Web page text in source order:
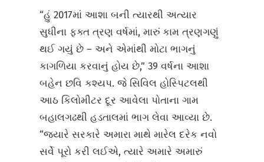
“હું 2017માં આશા બની ત્યારથી અત્યાર
સુધીના ફક્ત ત્રણ વર્ષમાં, મારું કામ ત્રણગણું
થઈ ગયું છે – અને એમાંથી મોટા ભાગનું
કાગળિયા કરવાનું હોય છે,” 39 વર્ષના આશા
બહેન છવિ કશ્યપ. જે સિવિલ હોસ્પિટલથી
આઠ કિલોમીટર દૂર આવેલા પોતાના ગામ
બહાલગઢથી હડતાલમાં ભાગ લેવા આવ્યા છે.
“જ્યારે સરકારે અમારા માથે મારેલ દરેક નવો
સર્વે પૂરો કરી લઈએ, ત્યારે અમારે અમારું